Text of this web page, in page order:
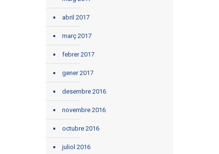
abril 2017
març 2017
febrer 2017
gener 2017
desembre 2016
novembre 2016
octubre 2016
juliol 2016